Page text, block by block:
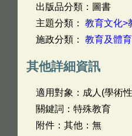
出版品分類：圖書
主題分類： 教育文化>
施政分類： 教育及體
其他詳細資訊
適用對象：成人(學術
關鍵詞：特殊教育
附件：其他：無